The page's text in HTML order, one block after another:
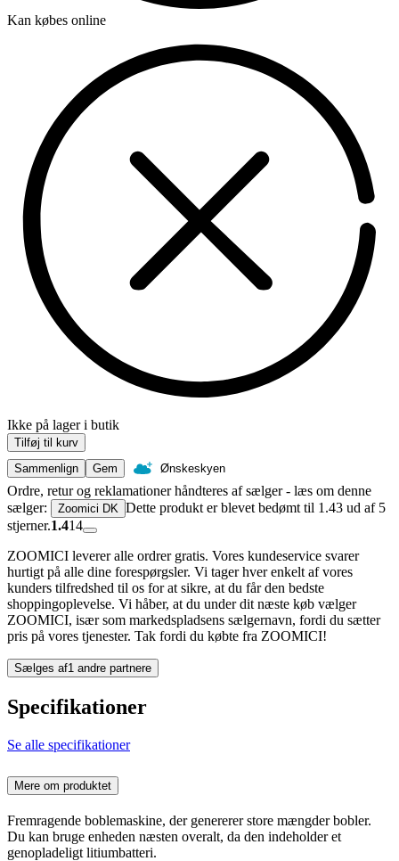
Kan købes online
Ikke på lager i butik
Tilføj til kurv
Sammenlign
Gem Ønskeskyen
Ordre, retur og reklamationer håndteres af sælger - læs om denne
sælger:
Zoomici DK Dette produkt er blevet bedømt til 1.43 ud af 5
stjerner.1.414
ZOOMICI leverer alle ordrer gratis. Vores kundeservice svarer
hurtigt på alle dine forespørgsler. Vi tager hver enkelt af vores
kunders tilfredshed til os for at sikre, at du får den bedste
shoppingoplevelse. Vi håber, at du under dit næste køb vælger
ZOOMICI, især som markedspladsens sælgernavn, fordi du sætter
pris på vores tjenester. Tak fordi du købte fra ZOOMICI!
Sælges af1 andre partnere
Specifikationer
Se alle specifikationer
Mere om produktet
Fremragende boblemaskine, der genererer store mængder bobler.
Du kan bruge enheden næsten overalt, da den indeholder et
genopladeligt litiumbatteri.